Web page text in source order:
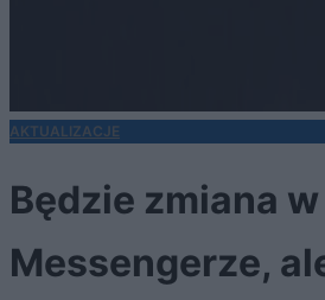
AKTUALIZACJE
Będzie zmiana w
Messengerze,